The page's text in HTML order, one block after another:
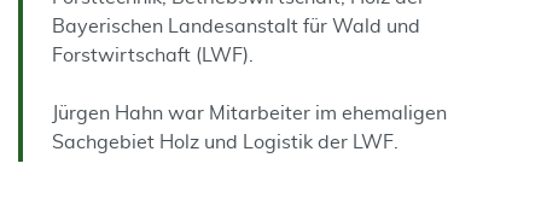
Bayerischen Landesanstalt für Wald und
Forstwirtschaft (LWF).
Jürgen Hahn war Mitarbeiter im ehemaligen
Sachgebiet Holz und Logistik der LWF.